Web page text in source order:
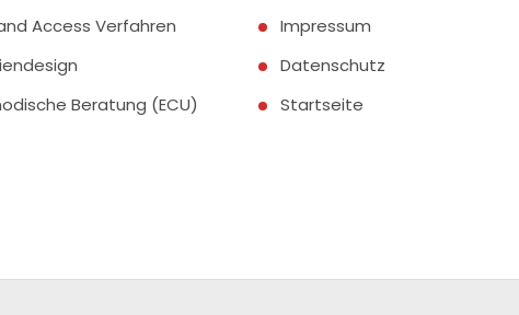
Access Verfahren
Beratung (ECU)
Impressum
Datenschutz
Startseite